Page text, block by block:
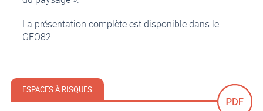
La présentation complète est disponible dans le
GEO82.
ESPACES À RISQUES